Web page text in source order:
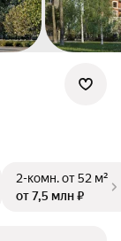
2-комн.от 52 м²
от 7,5 млн ₽